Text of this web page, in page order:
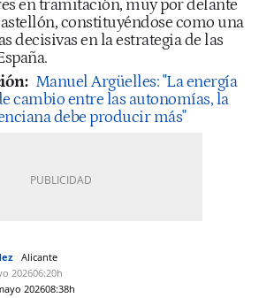
en tramitación, muy por delante
constituyéndose como una
decisivas en la estrategia de las
Manuel Argüelles: "La energía
cambio entre las autonomías, la
debe producir más"
Alicante
202606:20h
202608:38h